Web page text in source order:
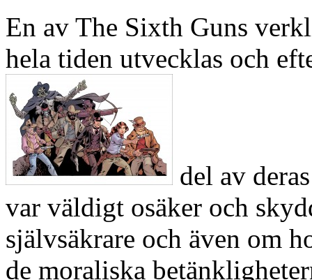
En av The Sixth Guns
hela tiden utvecklas och
del av
var väldigt osäker och
självsäkrare och även om
de moraliska